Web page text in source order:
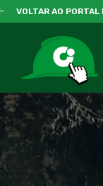
VOLTAR AO PORTAL